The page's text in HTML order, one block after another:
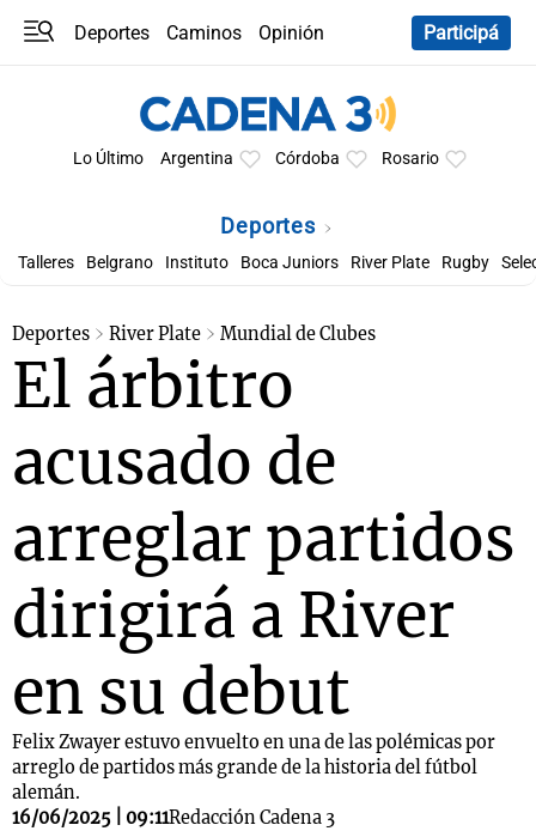
Deportes Caminos
Opinión
Participá
Lo Último Argentina Córdoba Rosario
Deportes
Talleres Belgrano Instituto Boca Juniors River Plate Rugby
Deportes River Plate Mundial de Clubes
El árbitro
acusado de
arreglar partidos
dirigirá a River
en su debut
Felix Zwayer estuvo envuelto en una de las polémicas por
arreglo de partidos más grande de la historia del fútbol
alemán.
16/06/2025 | 09:11Redacción Cadena 3